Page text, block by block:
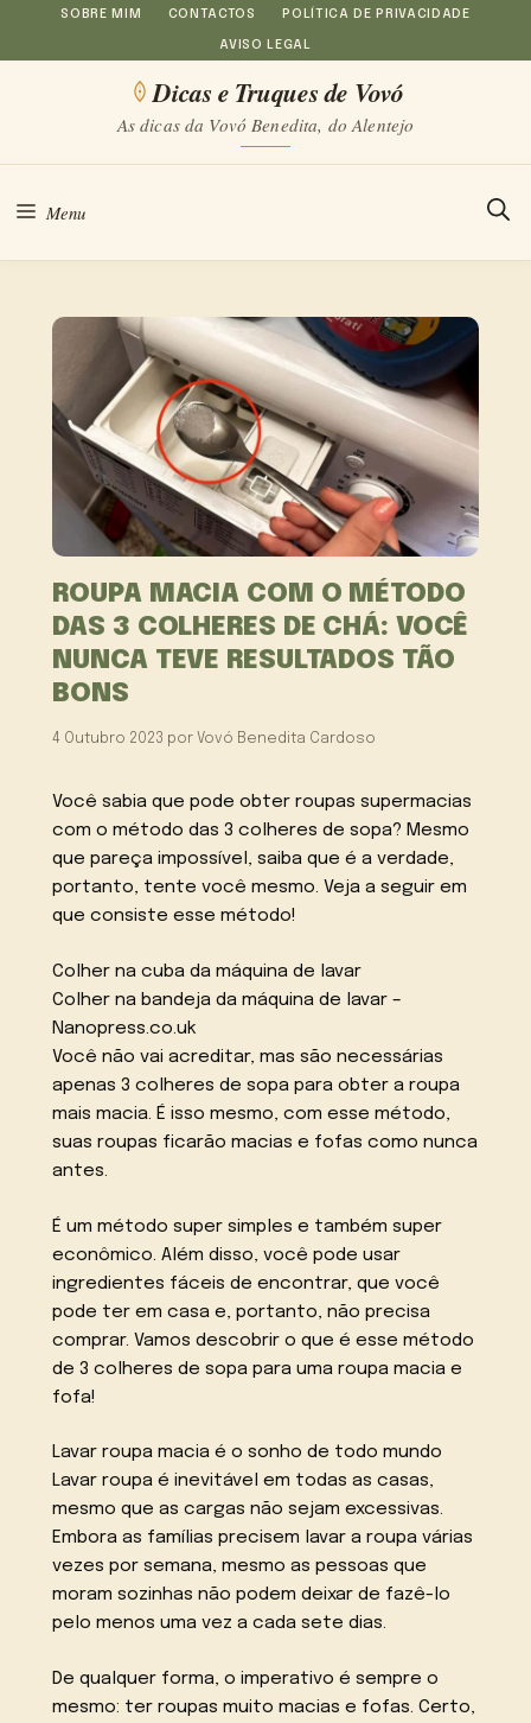
Saltar
para
conteúdo
SOBRE MIM CONTACTOS POLÍTICA DE PRIVACIDADE
AVISO LEGAL
Dicas e Truques de Vovó
As dicas da Vovó Benedita, do Alentejo
Menu
ROUPA MACIA COM O MÉTODO
DAS 3 COLHERES DE CHÁ: VOCÊ
NUNCA TEVE RESULTADOS TÃO
BONS
4 Outubro 2023 por Vovó Benedita Cardoso
Você sabia que pode obter roupas supermacias
com o método das 3 colheres de sopa? Mesmo
que pareça impossível, saiba que é a verdade,
portanto, tente você mesmo. Veja a seguir em
que consiste esse método!
Colher na cuba da máquina de lavar
Colher na bandeja da máquina de lavar –
Nanopress.co.uk
Você não vai acreditar, mas são necessárias
apenas 3 colheres de sopa para obter a roupa
mais macia. É isso mesmo, com esse método,
suas roupas ficarão macias e fofas como nunca
antes.
É um método super simples e também super
econômico. Além disso, você pode usar
ingredientes fáceis de encontrar, que você
pode ter em casa e, portanto, não precisa
comprar. Vamos descobrir o que é esse método
de 3 colheres de sopa para uma roupa macia e
fofa!
Lavar roupa macia é o sonho de todo mundo
Lavar roupa é inevitável em todas as casas,
mesmo que as cargas não sejam excessivas.
Embora as famílias precisem lavar a roupa várias
vezes por semana, mesmo as pessoas que
moram sozinhas não podem deixar de fazê-lo
pelo menos uma vez a cada sete dias.
De qualquer forma, o imperativo é sempre o
mesmo: ter roupas muito macias e fofas. Certo,